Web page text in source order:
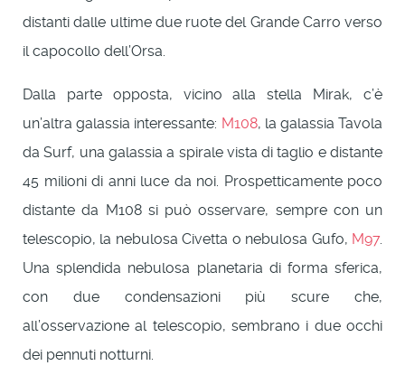
distanti dalle ultime due ruote del Grande Carro verso
il capocollo dell’Orsa.
Dalla parte opposta, vicino alla stella Mirak, c’è
un’altra galassia interessante: M108, la galassia Tavola
da Surf, una galassia a spirale vista di taglio e distante
45 milioni di anni luce da noi. Prospetticamente poco
distante da M108 si può osservare, sempre con un
telescopio, la nebulosa Civetta o nebulosa Gufo, M97.
Una splendida nebulosa planetaria di forma sferica,
con due condensazioni più scure che,
all’osservazione al telescopio, sembrano i due occhi
dei pennuti notturni.